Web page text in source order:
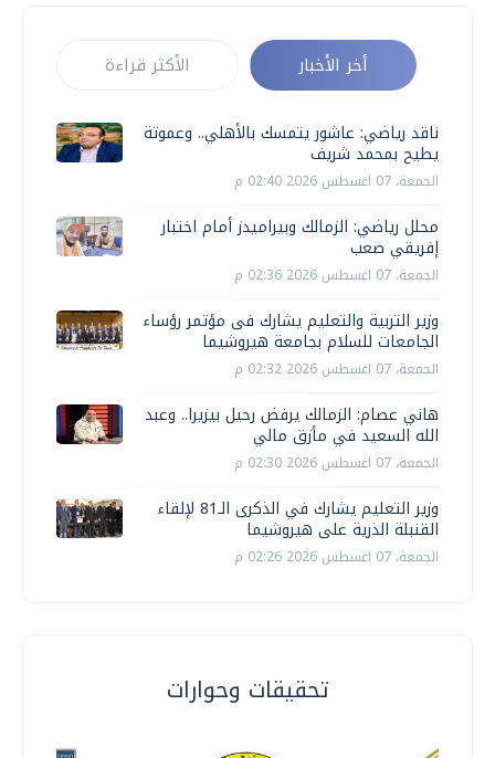
أخر الأخبار الأكثر قراءة
ناقد رياضي: عاشور يتمسك بالأهلي.. وعموتة
يطيح بمحمد شريف
الجمعة، 07 اغسطس 2026 02:40 م
محلل رياضي: الزمالك وبيراميدز أمام اختبار
إفريقي صعب
الجمعة، 07 اغسطس 2026 02:36 م
وزير التربية والتعليم يشارك فى مؤتمر رؤساء
الجامعات للسلام بجامعة هيروشيما
الجمعة، 07 اغسطس 2026 02:32 م
هاني عصام: الزمالك يرفض رحيل بيزيرا.. وعبد
الله السعيد في مأزق مالي
الجمعة، 07 اغسطس 2026 02:30 م
وزير التعليم يشارك في الذكرى الـ81 لإلقاء
القنبلة الذرية على هيروشيما
الجمعة، 07 اغسطس 2026 02:26 م
تحقيقات وحوارات